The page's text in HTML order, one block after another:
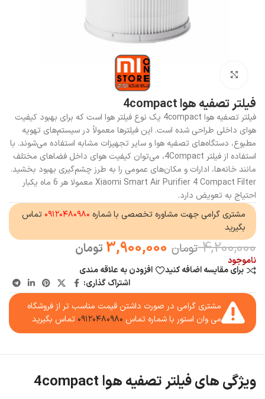
فیلتر تصفیه هوا 4compact
فیلتر تصفیه هوا 4compact یک نوع فیلتر هوا است که برای بهبود کیفیت
هوای داخلی طراحی شده است. این فیلترها معمولاً در سیستم‌های تهویه
مطبوع، دستگاه‌های تصفیه هوا و سایر تجهیزات مشابه استفاده می‌شوند. با
استفاده از فیلتر 4Compact، می‌توان کیفیت هوای داخل فضاهای مختلف
مانند خانه‌ها، ادارات و مکان‌های عمومی را به طرز چشم‌گیری بهبود بخشید.
Xiaomi Smart Air Purifier 4 Compact Filter معمولا هر 6 ماه یکبار
احتیاج به تعویض دارد.
مشتری گرامی جهت مشاوره تخصصی با شماره ۰۹۱۲۰۴۸۰۹۸۰ تماس
بگیرید
4,200,000 تومان 3,900,000 تومان
ناموجود
برای مقایسه اضافه کنید
افزودن به علاقه مندی
اشتراک گذاری:
مشتری گرامی در صورت داشتن قیمت مناسب تر از فروشگاه
می وان استور با شماره تماس ۰۹۱۲۰۴۸۰۹۸۰ تماس بگیرید
ویژگی های فیلتر تصفیه هوا 4compact